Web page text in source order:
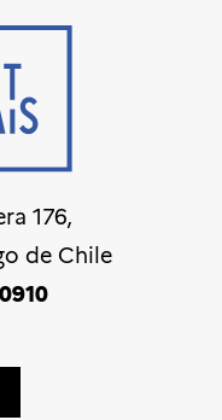
176,
de Chile